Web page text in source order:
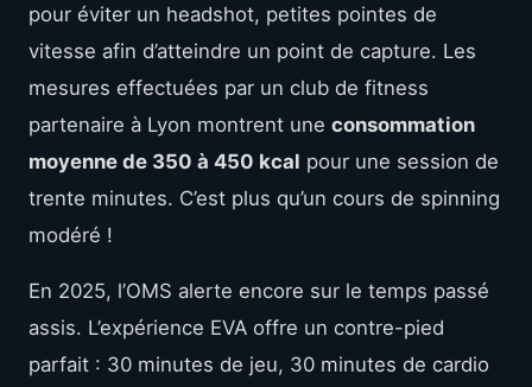
pour éviter un headshot, petites pointes de
vitesse afin d’atteindre un point de capture. Les
mesures effectuées par un club de fitness
partenaire à Lyon montrent une consommation
moyenne de 350 à 450 kcal pour une session de
trente minutes. C’est plus qu’un cours de spinning
modéré !
En 2025, l’OMS alerte encore sur le temps passé
assis. L’expérience EVA offre un contre-pied
parfait : 30 minutes de jeu, 30 minutes de cardio